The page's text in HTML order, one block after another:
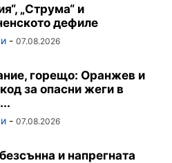
„Струма“ и
дефиле
- 07.08.2026
горещо: Оранжев и
за опасни жеги в
- 07.08.2026
и напрегната